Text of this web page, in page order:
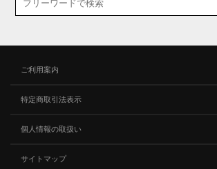
ご利用案内
特定商取引法表示
個人情報の取扱い
サイトマップ